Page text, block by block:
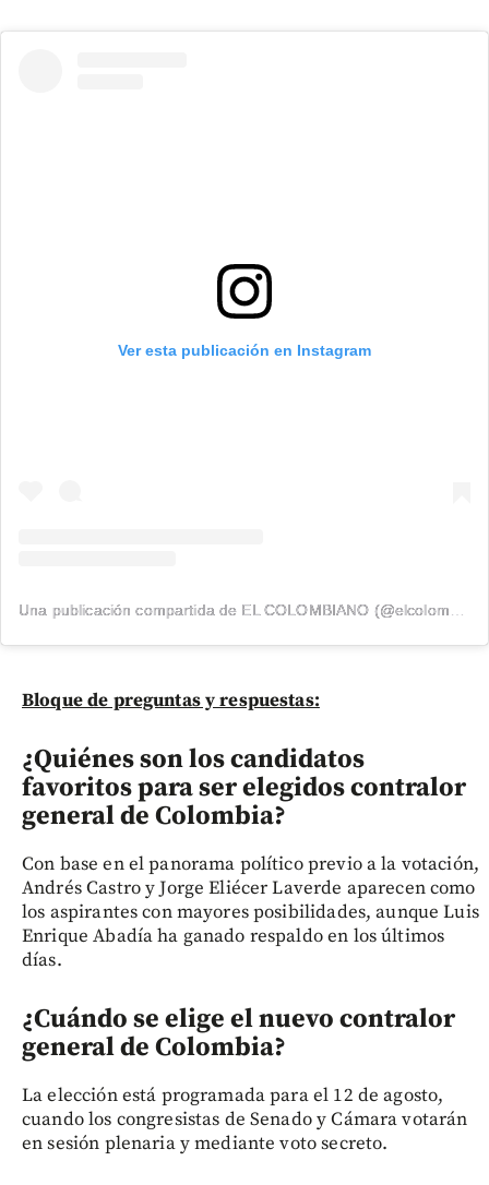
Ver esta publicación en Instagram
Bloque de preguntas y respuestas:
¿Quiénes son los candidatos
favoritos para ser elegidos contralor
general de Colombia?
Con base en el panorama político previo a la votación,
Andrés Castro y Jorge Eliécer Laverde aparecen como
los aspirantes con mayores posibilidades, aunque Luis
Enrique Abadía ha ganado respaldo en los últimos
días.
¿Cuándo se elige el nuevo contralor
general de Colombia?
La elección está programada para el 12 de agosto,
cuando los congresistas de Senado y Cámara votarán
en sesión plenaria y mediante voto secreto.